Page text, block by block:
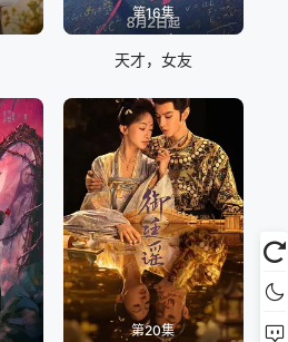
第16集
天才，女友
第20集